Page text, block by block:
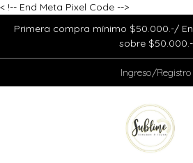
< !-- End Meta Pixel Code -->
Primera compra mínimo $50.000.-/
sobre $50.000.-
Ingreso/Registro